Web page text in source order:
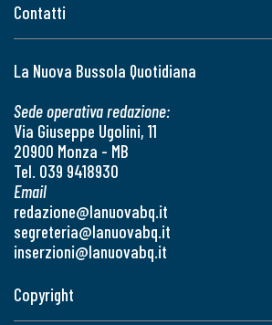
Contatti
La Nuova Bussola Quotidiana
Sede operativa redazione:
Via Giuseppe Ugolini, 11
20900 Monza - MB
Tel. 039 9418930
Email
redazione@lanuovabq.it
segreteria@lanuovabq.it
inserzioni@lanuovabq.it
Copyright